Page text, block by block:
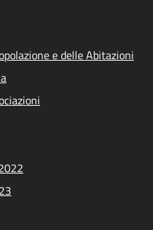
e delle Abitazioni